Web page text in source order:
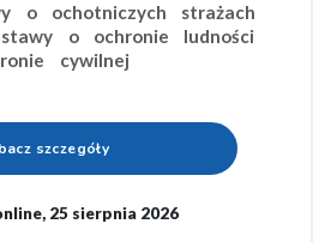
o ochotniczych strażach
o ochronie ludności
cywilnej
szczegóły
25 sierpnia 2026